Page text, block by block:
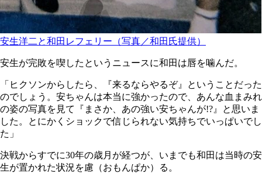
安生洋二と和田レフェリー（写真／和田氏提供）
安生が完敗を喫したというニュースに和田は唇を噛んだ。
「ヒクソンからしたら、『来るならやるぞ』ということだった
のでしょう。安ちゃんは本当に強かったので、あんな血まみれ
の姿の写真を見て『まさか、あの強い安ちゃんが!?』と思いま
した。とにかくショックで信じられない気持ちでいっぱいでし
た」
決戦からすでに30年の歳月が経つが、いまでも和田は当時の安
生が置かれた状況を慮（おもんぱか）る。